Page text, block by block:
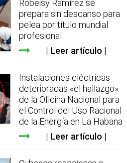
Robeisy Ramírez se
prepara sin descanso para
pelea por título mundial
profesional
Leer artículo
Instalaciones eléctricas
deterioradas «el hallazgo»
de la Oficina Nacional para
el Control del Uso Racional
de la Energía en La Habana
Leer artículo